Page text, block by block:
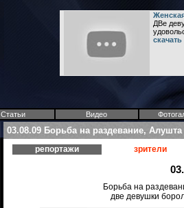
ДВе
Статьи Видео
03.08.09 Борьба на раздевание, Алушта
репортажи зрители
Борьба на
две девушки